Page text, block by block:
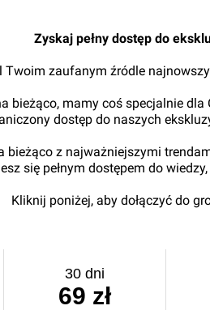
Zyskaj pełny dostęp do
Twoim zaufanym źródle
bieżąco, mamy coś specjalnie dla
dostęp do naszych
bieżąco z najważniejszymi
się pełnym dostępem do
Kliknij poniżej, aby dołączyć do
30 dni
69 zł